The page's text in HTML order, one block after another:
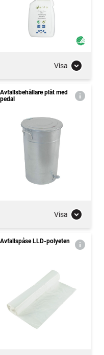
Visa
Avfallsbehållare plåt med
pedal
Visa
Avfallspåse LLD-polyeten